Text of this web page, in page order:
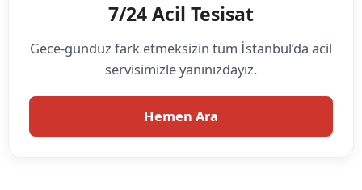
7/24 Acil Tesisat
Gece-gündüz fark etmeksizin tüm İstanbul’da acil
servisimizle yanınızdayız.
Hemen Ara